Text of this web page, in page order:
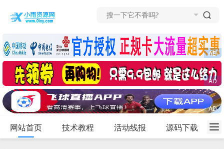
网站首页 技术教程 活动线报 源码下载